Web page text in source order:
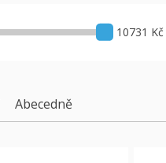
10731 Kč
Abecedně